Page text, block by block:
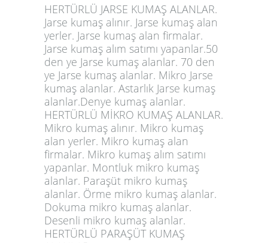
HERTÜRLÜ JARSE KUMAŞ ALANLAR.
Jarse kumaş alınır. Jarse kumaş alan
yerler. Jarse kumaş alan firmalar.
Jarse kumaş alım satımı yapanlar.50
den ye Jarse kumaş alanlar. 70 den
ye Jarse kumaş alanlar. Mikro Jarse
kumaş alanlar. Astarlık Jarse kumaş
alanlar.Denye kumaş alanlar.
HERTÜRLÜ MİKRO KUMAŞ ALANLAR.
Mikro kumaş alınır. Mikro kumaş
alan yerler. Mikro kumaş alan
firmalar. Mikro kumaş alım satımı
yapanlar. Montluk mikro kumaş
alanlar. Paraşüt mikro kumaş
alanlar. Örme mikro kumaş alanlar.
Dokuma mikro kumaş alanlar.
Desenli mikro kumaş alanlar.
HERTÜRLÜ PARAŞÜT KUMAŞ